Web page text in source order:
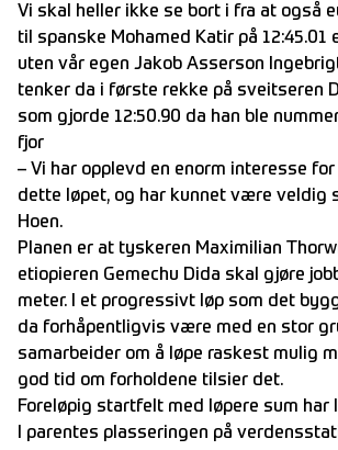
Vi skal heller ikke se bort i fra at også
til spanske Mohamed Katir på 12:45.01
uten vår egen Jakob Asserson
tenker da i første rekke på sveitseren
som gjorde 12:50.90 da han ble
fjor
– Vi har opplevd en enorm interesse
dette løpet, og har kunnet være veldig
Hoen.
Planen er at tyskeren Maximilian
etiopieren Gemechu Dida skal gjøre
meter. I et progressivt løp som det
da forhåpentligvis være med en stor
samarbeider om å løpe raskest mulig
god tid om forholdene tilsier det.
Foreløpig startfelt med løpere sum har
I parentes plasseringen på